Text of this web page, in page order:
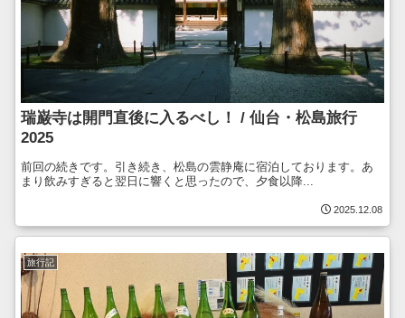
瑞巌寺は開門直後に入るべし！ / 仙台・松島旅行
2025
前回の続きです。引き続き、松島の雲静庵に宿泊しております。あ
まり飲みすぎると翌日に響くと思ったので、夕食以降...
2025.12.08
旅行記